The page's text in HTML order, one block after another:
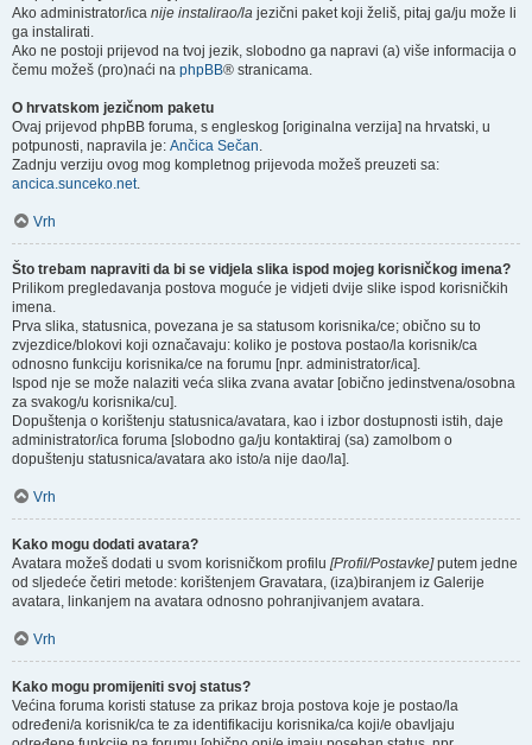
Ako administrator/ica nije instalirao/la jezični paket koji želiš, pitaj ga/ju može li
ga instalirati.
Ako ne postoji prijevod na tvoj jezik, slobodno ga napravi (a) više informacija o
čemu možeš (pro)naći na phpBB® stranicama.
O hrvatskom jezičnom paketu
Ovaj prijevod phpBB foruma, s engleskog [originalna verzija] na hrvatski, u
potpunosti, napravila je: Ančica Sečan.
Zadnju verziju ovog mog kompletnog prijevoda možeš preuzeti sa:
ancica.sunceko.net.
Vrh
Što trebam napraviti da bi se vidjela slika ispod mojeg korisničkog imena?
Prilikom pregledavanja postova moguće je vidjeti dvije slike ispod korisničkih
imena.
Prva slika, statusnica, povezana je sa statusom korisnika/ce; obično su to
zvjezdice/blokovi koji označavaju: koliko je postova postao/la korisnik/ca
odnosno funkciju korisnika/ce na forumu [npr. administrator/ica].
Ispod nje se može nalaziti veća slika zvana avatar [obično jedinstvena/osobna
za svakog/u korisnika/cu].
Dopuštenja o korištenju statusnica/avatara, kao i izbor dostupnosti istih, daje
administrator/ica foruma [slobodno ga/ju kontaktiraj (sa) zamolbom o
dopuštenju statusnica/avatara ako isto/a nije dao/la].
Vrh
Kako mogu dodati avatara?
Avatara možeš dodati u svom korisničkom profilu [Profil/Postavke]putem jedne
od sljedeće četiri metode: korištenjem Gravatara, (iza)biranjem iz Galerije
avatara, linkanjem na avatara odnosno pohranjivanjem avatara.
Vrh
Kako mogu promijeniti svoj status?
Većina foruma koristi statuse za prikaz broja postova koje je postao/la
određeni/a korisnik/ca te za identifikaciju korisnika/ca koji/e obavljaju